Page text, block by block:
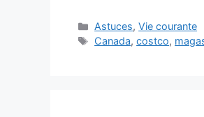
Catégories
Astuces,Vie courante
Étiquettes
Canada,costco,